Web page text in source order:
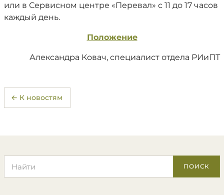
или в Сервисном центре «Перевал» с 11 до 17 часов
каждый день.
Положение
Александра Ковач, специалист отдела РИиПТ
← К новостям
ПОИСК